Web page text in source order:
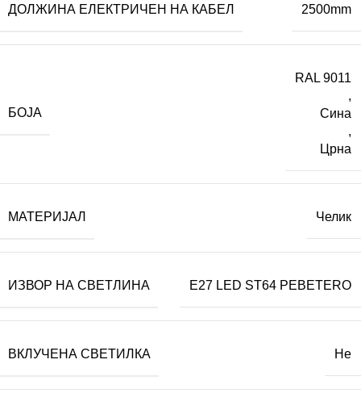
ДОЛЖИНА ЕЛЕКТРИЧЕН НА КАБЕЛ 2500mm
БОЈА
RAL 9011
,
Сина
,
Црна
МАТЕРИЈАЛ Челик
ИЗВОР НА СВЕТЛИНА E27 LED ST64 PEBETERO
ВКЛУЧЕНА СВЕТИЛКА Не